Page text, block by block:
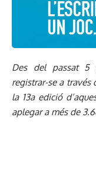
Des del passat 5
registrar-se a
la 13a edició
aplegar a més de